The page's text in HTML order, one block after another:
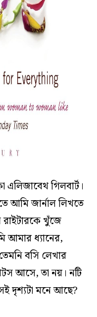
গিলবার্ট।
আমি জার্নাল লিখতে
খুঁজে
আমার ধ্যানের,
বসি লেখার
আসে, তা নয়। নটি
দৃশ্যটা মনে আছে?